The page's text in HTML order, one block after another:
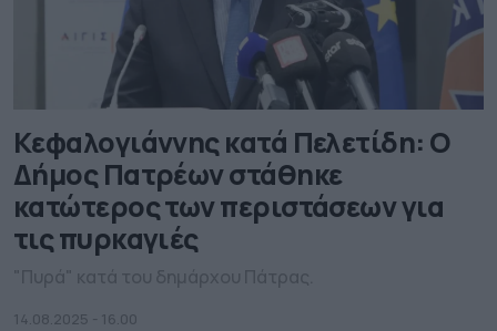
Κεφαλογιάννης κατά Πελετίδη: Ο
Δήμος Πατρέων στάθηκε
κατώτερος των περιστάσεων για
τις πυρκαγιές
14.08.2025 - 16.00